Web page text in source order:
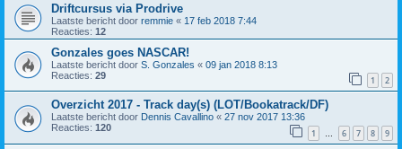
Driftcursus via Prodrive
Laatste bericht door remmie « 17 feb 2018 7:44
Reacties: 12
Gonzales goes NASCAR!
Laatste bericht door S. Gonzales « 09 jan 2018 8:13
Reacties: 29 1 2
Overzicht 2017 - Track day(s) (LOT/Bookatrack/DF)
Laatste bericht door Dennis Cavallino « 27 nov 2017 13:36
Reacties: 120 1 … 6 7 8 9